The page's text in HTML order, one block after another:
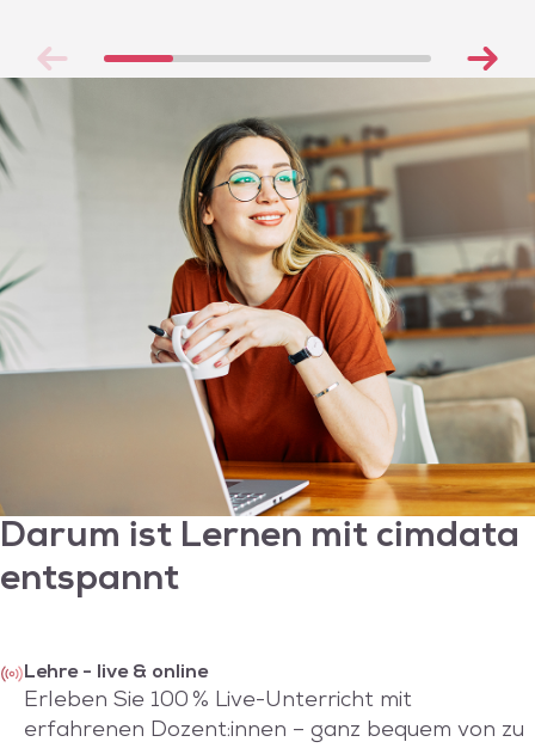
Darum ist Lernen mit cimdata
entspannt
Lehre - live & online
Erleben Sie 100 % Live-Unterricht mit
erfahrenen Dozent:innen – ganz bequem von zu